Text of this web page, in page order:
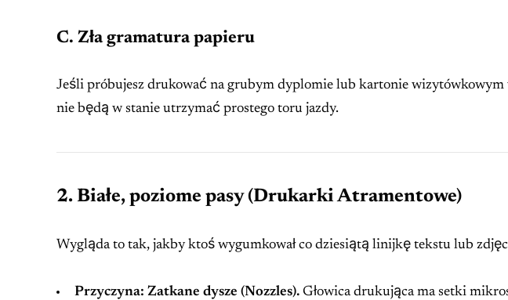
C. Zła gramatura papieru
Jeśli próbujesz drukować na grubym dyplomie lub kartonie wizytówkowym
nie będą w stanie utrzymać prostego toru jazdy.
2. Białe, poziome pasy (Drukarki Atramentowe)
Wygląda to tak, jakby ktoś wygumkował co dziesiątą linijkę tekstu lub
Przyczyna: Zatkane dysze (Nozzles). Głowica drukująca ma setki